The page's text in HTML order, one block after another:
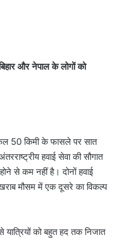
और नेपाल के लोगों को
50 किमी के फासले पर सात
हवाई सेवा की सौगात
से कम नहीं है। दोनों हवाई
मौसम में एक दूसरे का विकल्प
को बहुत हद तक निजात